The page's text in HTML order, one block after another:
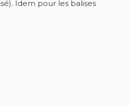
Idem pour les balises